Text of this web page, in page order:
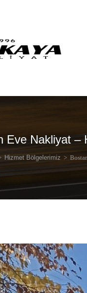
Eve Nakliyat –
Hizmet Bölgelerimiz >